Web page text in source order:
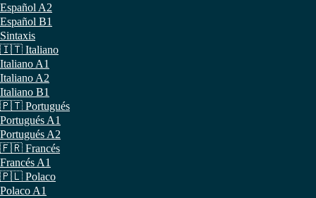
Español A2
Español B1
Sintaxis
🇮🇹 Italiano
Italiano A1
Italiano A2
Italiano B1
🇵🇹 Portugués
Portugués A1
Portugués A2
🇫🇷 Francés
Francés A1
🇵🇱 Polaco
Polaco A1